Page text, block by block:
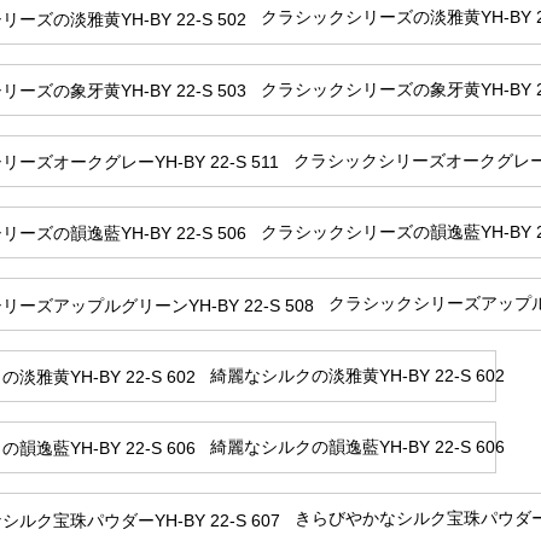
クラシックシリーズの淡雅黄YH-BY
クラシックシリーズの象牙黄YH-BY
クラシックシリーズオークグレ
クラシックシリーズの韻逸藍YH-BY
クラシックシリーズアップ
綺麗なシルクの淡雅黄YH-BY 22-S 602
綺麗なシルクの韻逸藍YH-BY 22-S 606
きらびやかなシルク宝珠パウダ